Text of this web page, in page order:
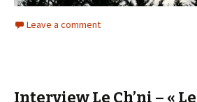
Leave a comment
Interview Le Ch’ni – «